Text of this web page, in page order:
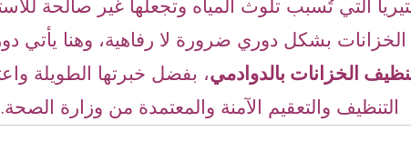
التي تُسبب تلوث المياه وتجعلها غير صالحة
بشكل دوري ضرورة لا رفاهية، وهنا يأتي
الخزانات بالدوادمي، بفضل خبرتها الطويلة
التنظيف والتعقيم الآمنة والمعتمدة من وزارة الصحة.